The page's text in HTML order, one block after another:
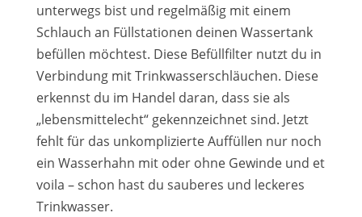
unterwegs bist und regelmäßig mit einem
Schlauch an Füllstationen deinen Wassertank
befüllen möchtest. Diese Befüllfilter nutzt du in
Verbindung mit Trinkwasserschläuchen. Diese
erkennst du im Handel daran, dass sie als
„lebensmittelecht“ gekennzeichnet sind. Jetzt
fehlt für das unkomplizierte Auffüllen nur noch
ein Wasserhahn mit oder ohne Gewinde und et
voila – schon hast du sauberes und leckeres
Trinkwasser.